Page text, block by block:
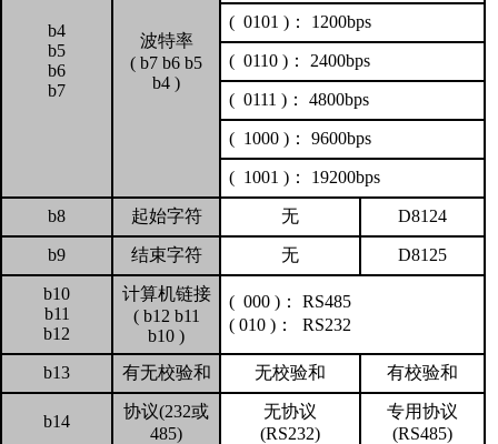
b4
b5
b6
b7
波特率
( b7 b6 b5
b4 )
( 0101 ) ： 1200bps
( 0110 ) ： 2400bps
( 0111 ) ： 4800bps
( 1000 ) ： 9600bps
( 1001 ) ： 19200bps
b8 起始字符 无 D8124
b9 结束字符 无 D8125
b10
b11
b12
计算机链接
( b12 b11
b10 )
( 000 ) ：
RS485
( 010 ) ： RS232
b13 有无校验和 无校验和 有校验和
b14
协议(232或
485)
无协议
(RS232)
专用协议
(RS485)